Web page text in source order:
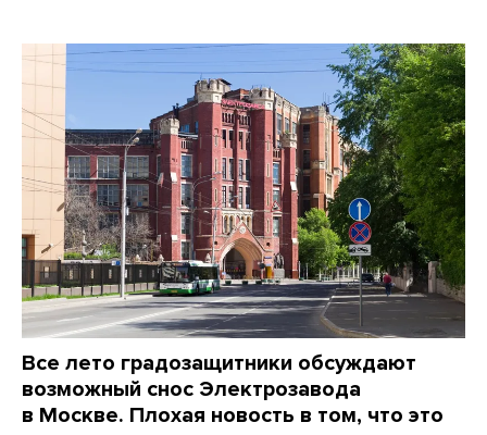
Все лето градозащитники обсуждают
возможный снос Электрозавода
в Москве. Плохая новость в том, что это